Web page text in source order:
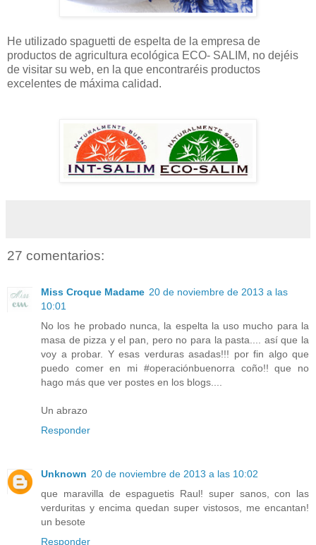
He utilizado spaguetti de espelta de la empresa de
productos de agricultura ecológica ECO- SALIM, no dejéis
de visitar su web, en la que encontraréis productos
excelentes de máxima calidad.
27 comentarios:
Miss Croque Madame 20 de noviembre de 2013 a las
10:01
No los he probado nunca, la espelta la uso mucho para la
masa de pizza y el pan, pero no para la pasta.... así que la
voy a probar. Y esas verduras asadas!!! por fin algo que
puedo comer en mi #operaciónbuenorra coño!! que no
hago más que ver postes en los blogs....
Un abrazo
Responder
Unknown 20 de noviembre de 2013 a las 10:02
que maravilla de espaguetis Raul! super sanos, con las
verduritas y encima quedan super vistosos, me encantan!
un besote
Responder